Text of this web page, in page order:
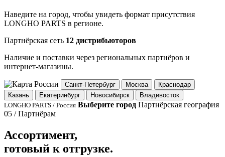
Наведите на город, чтобы увидеть формат присутствия
LONGHO PARTS в регионе.
Партнёрская сеть 12 дистрибьюторов
Наличие и поставки через региональных партнёров и
интернет-магазины.
Санкт-Петербург Москва
Краснодар
Казань
Екатеринбург Новосибирск
Владивосток
LONGHO PARTS / Россия Выберите город Партнёрская география
05 / Партнёрам
Ассортимент,
готовый к отгрузке.